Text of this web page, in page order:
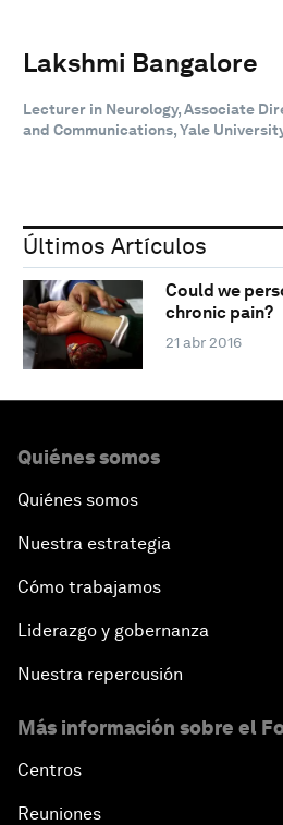
Lakshmi Bangalore
Lecturer in Neurology, Associate
and Communications, Yale
Últimos Artículos
Could we
chronic pain?
21 abr 2016
Quiénes somos
Quiénes somos
Nuestra estrategia
Cómo trabajamos
Liderazgo y gobernanza
Nuestra repercusión
Más información sobre el
Centros
Reuniones